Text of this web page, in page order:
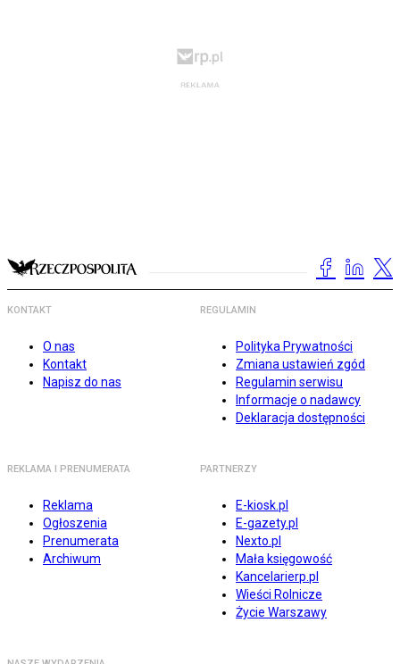
KONTAKT
O nas
Kontakt
Napisz do nas
REGULAMIN
Polityka Prywatności
Zmiana ustawień zgód
Regulamin serwisu
Informacje o nadawcy
Deklaracja dostępności
REKLAMA I PRENUMERATA
Reklama
Ogłoszenia
Prenumerata
Archiwum
PARTNERZY
E-kiosk.pl
E-gazety.pl
Nexto.pl
Mała księgowość
Kancelarierp.pl
Wieści Rolnicze
Życie Warszawy